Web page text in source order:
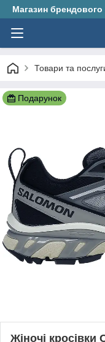
Магазин брендового
Товари та
Подарунок
Жіночі